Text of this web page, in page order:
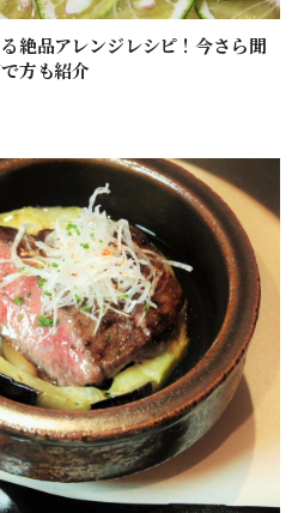
絶品アレンジレシピ！今さら聞
方も紹介